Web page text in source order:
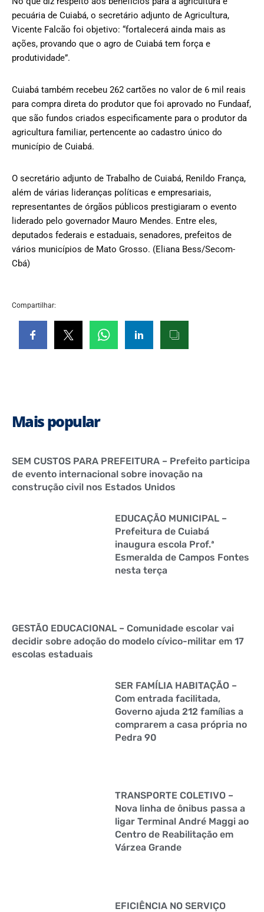
pecuária de Cuiabá, o secretário adjunto de Agricultura,
Vicente Falcão foi objetivo: “fortalecerá ainda mais as
ações, provando que o agro de Cuiabá tem força e
produtividade”.
Cuiabá também recebeu 262 cartões no valor de 6 mil reais
para compra direta do produtor que foi aprovado no Fundaaf,
que são fundos criados especificamente para o produtor da
agricultura familiar, pertencente ao cadastro único do
município de Cuiabá.
O secretário adjunto de Trabalho de Cuiabá, Renildo França,
além de várias lideranças políticas e empresariais,
representantes de órgãos públicos prestigiaram o evento
liderado pelo governador Mauro Mendes. Entre eles,
deputados federais e estaduais, senadores, prefeitos de
vários municípios de Mato Grosso. (Eliana Bess/Secom-
Cbá)
Compartilhar:
Mais popular
SEM CUSTOS PARA PREFEITURA – Prefeito participa
de evento internacional sobre inovação na
construção civil nos Estados Unidos
EDUCAÇÃO MUNICIPAL –
Prefeitura de Cuiabá
inaugura escola Prof.ª
Esmeralda de Campos Fontes
nesta terça
GESTÃO EDUCACIONAL – Comunidade escolar vai
decidir sobre adoção do modelo cívico-militar em 17
escolas estaduais
SER FAMÍLIA HABITAÇÃO –
Com entrada facilitada,
Governo ajuda 212 famílias a
comprarem a casa própria no
Pedra 90
TRANSPORTE COLETIVO –
Nova linha de ônibus passa a
ligar Terminal André Maggi ao
Centro de Reabilitação em
Várzea Grande
EFICIÊNCIA NO SERVIÇO